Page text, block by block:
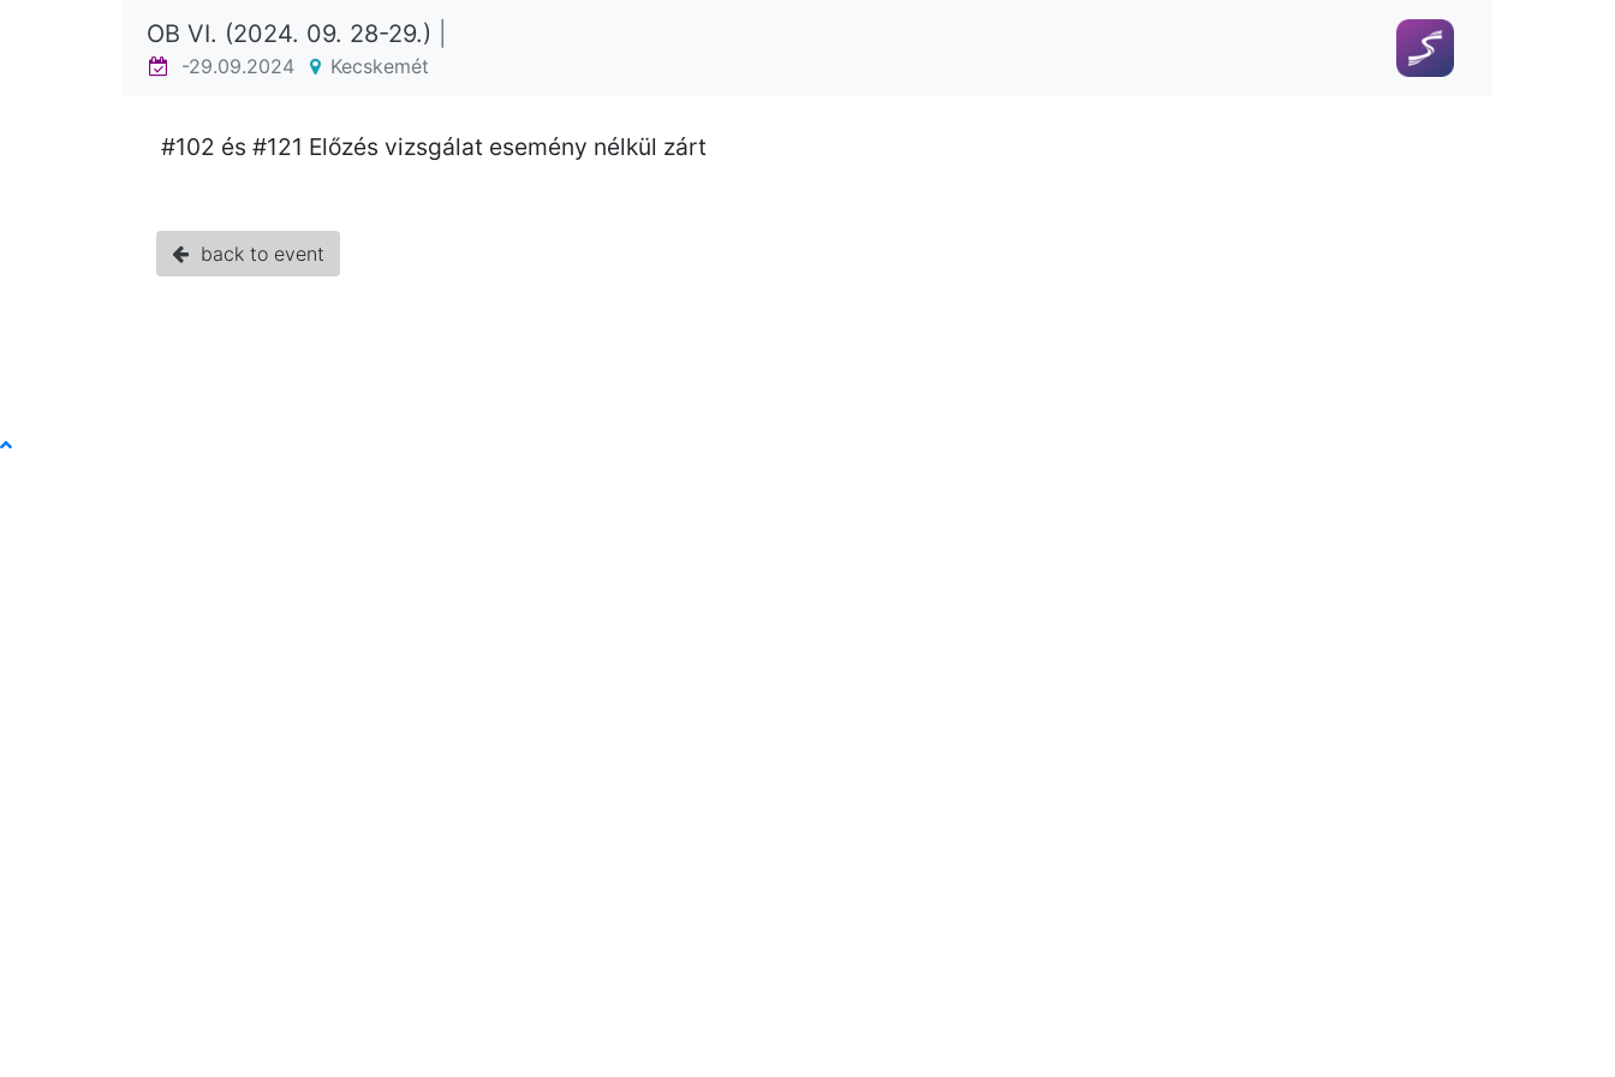
OB VI. (2024. 09. 28-29.)
-29.09.2024 Kecskemét
#102 és #121 Előzés vizsgálat esemény nélkül zárt
back to event